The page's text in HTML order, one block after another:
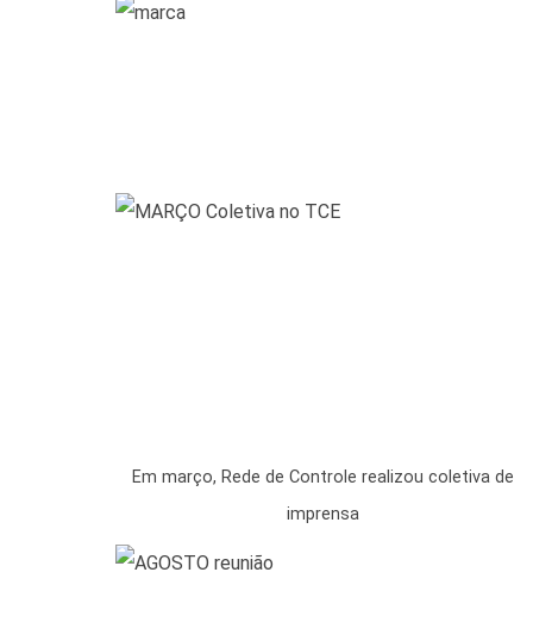
Em março, Rede de Controle realizou coletiva de
imprensa